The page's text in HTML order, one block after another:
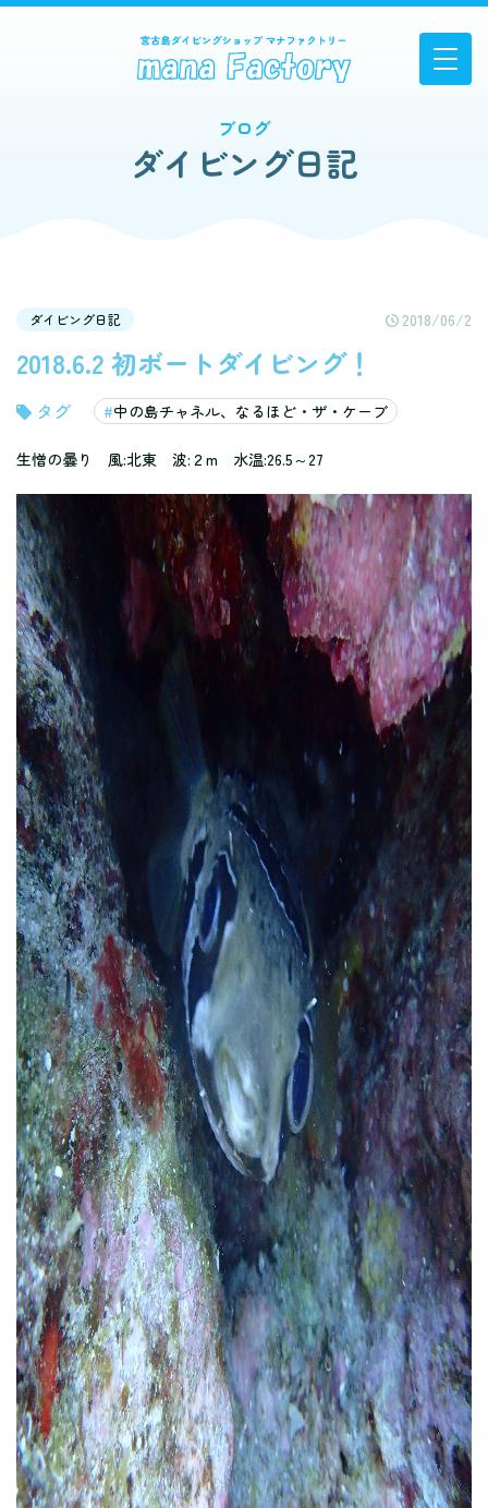
ブログ
ダイビング日記
ダイビング日記 2018/06/2
2018.6.2 初ボートダイビング！
中の島チャネル、なるほど・ザ・ケーブ
生憎の曇り 風:北東 波:２m 水温:26.5～27